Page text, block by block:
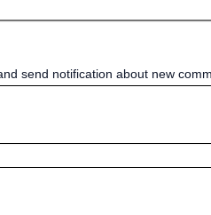
send notification about new